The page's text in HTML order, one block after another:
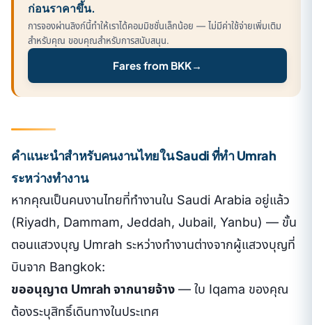
ก่อนราคาขึ้น.
การจองผ่านลิงก์นี้ทำให้เราได้คอมมิชชั่นเล็กน้อย — ไม่มีค่าใช้จ่ายเพิ่มเติม
สำหรับคุณ ขอบคุณสำหรับการสนับสนุน.
Fares from BKK→
คำแนะนำสำหรับคนงานไทยใน Saudi ที่ทำ Umrah
ระหว่างทำงาน
หากคุณเป็นคนงานไทยที่ทำงานใน Saudi Arabia อยู่แล้ว
(Riyadh, Dammam, Jeddah, Jubail, Yanbu) — ขั้น
ตอนแสวงบุญ Umrah ระหว่างทำงานต่างจากผู้แสวงบุญที่
บินจาก Bangkok:
ขออนุญาต Umrah จากนายจ้าง — ใบ Iqama ของคุณ
ต้องระบุสิทธิ์เดินทางในประเทศ